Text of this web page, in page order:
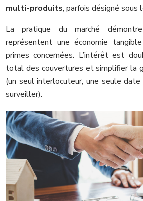
multi-produits, parfois désigné sous
La pratique du marché
représentent une économie
primes concernées. L’intérêt est
total des couvertures et simplifier la
(un seul interlocuteur, une seule
surveiller).